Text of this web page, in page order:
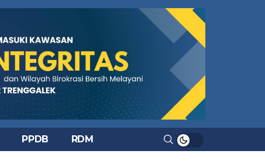
PPDB RDM